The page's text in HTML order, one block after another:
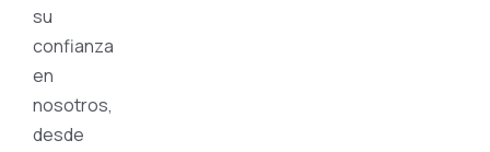
su
confianza
en
nosotros,
desde